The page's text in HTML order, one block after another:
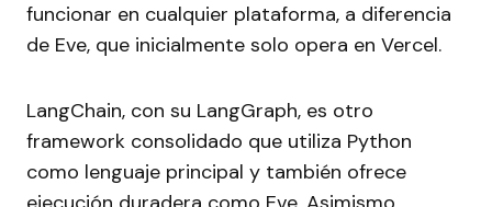
funcionar en cualquier plataforma, a diferencia
de Eve, que inicialmente solo opera en Vercel.
LangChain, con su LangGraph, es otro
framework consolidado que utiliza Python
como lenguaje principal y también ofrece